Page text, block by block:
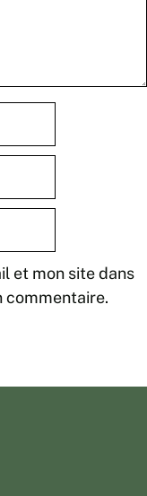
et mon site dans
commentaire.